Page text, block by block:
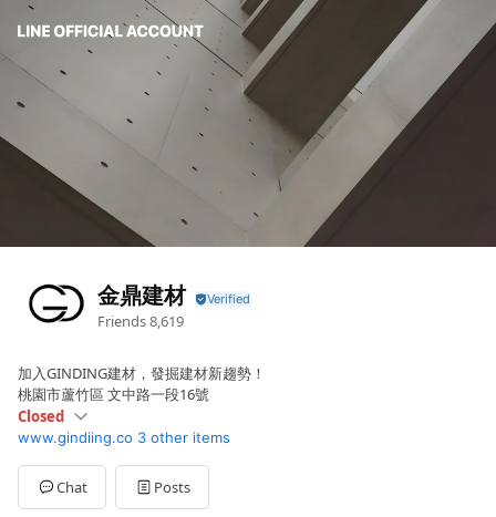
金鼎建材
Friends8,619
加入GINDING建材，發掘建材新趨勢！
桃園市蘆竹區 文中路一段16號
Closed
SunClosed
Mon08:00 - 20:00
Tue08:00 - 20:00
Wed08:00 - 20:00
www.gindiing.co 3 other items
Chat Posts